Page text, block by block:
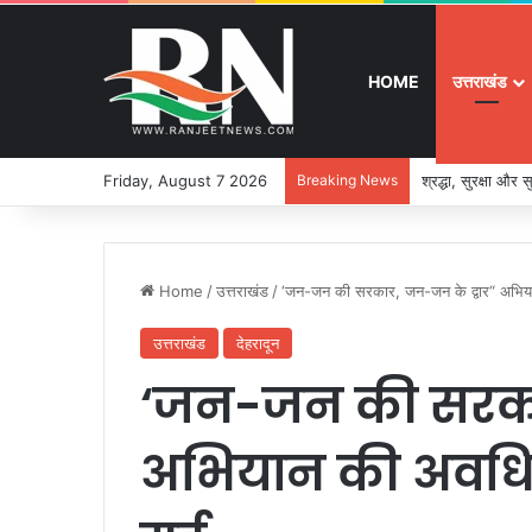
HOME उत्तराखंड
Friday, August 7 2026 Breaking News श्रद्धा, सुरक्षा और
Home /उत्तराखंड /‘जन-जन की सरकार, जन-जन के द्वार“
उत्तराखंड देहरादून
‘जन-जन की
अभियान की